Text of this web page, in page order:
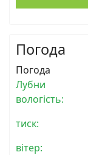
Погода
Погода
Лубни
вологість:
тиск:
вітер: